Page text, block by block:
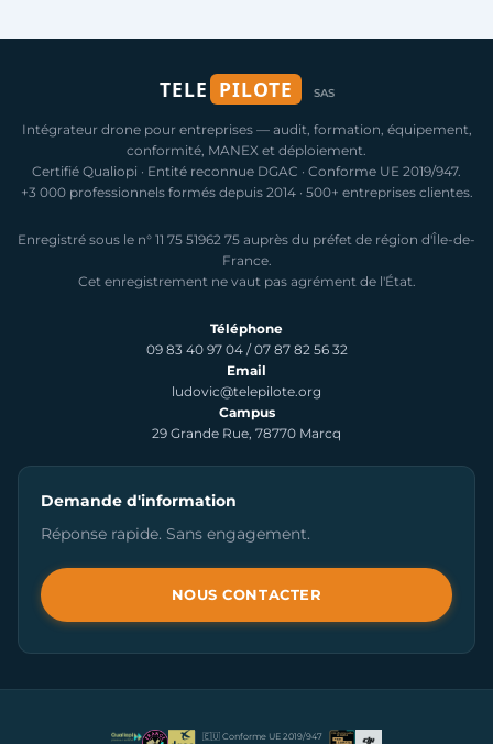
TELE PILOTE SAS
Intégrateur drone pour entreprises — audit, formation, équipement,
conformité, MANEX et déploiement.
Certifié Qualiopi · Entité reconnue DGAC · Conforme UE 2019/947.
+3 000 professionnels formés depuis 2014 · 500+ entreprises clientes.
Enregistré sous le n° 11 75 51962 75 auprès du préfet de région d'Île-de-
France.
Cet enregistrement ne vaut pas agrément de l'État.
Téléphone
09 83 40 97 04 /07 87 82 56 32
Email
ludovic@telepilote.org
Campus
29 Grande Rue, 78770 Marcq
Demande d'information
Réponse rapide. Sans engagement.
NOUS CONTACTER
🇪🇺 Conforme UE 2019/947